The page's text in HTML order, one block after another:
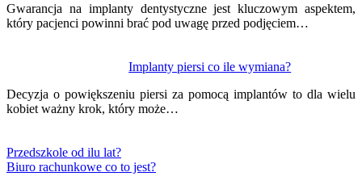
Gwarancja na implanty dentystyczne jest kluczowym aspektem,
który pacjenci powinni brać pod uwagę przed podjęciem…
Implanty piersi co ile wymiana?
Decyzja o powiększeniu piersi za pomocą implantów to dla wielu
kobiet ważny krok, który może…
Przedszkole od ilu lat?
Biuro rachunkowe co to jest?